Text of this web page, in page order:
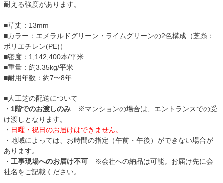
耐える強度があります。
■草丈：13mm
■カラー：エメラルドグリーン・ライムグリーンの2色構成（芝糸：
ポリエチレン(PE)）
■密度：1,142,400本/平米
■重量：約3.35kg/平米
■耐用年数：約7〜8年
■人工芝の配送について
・ 1階でのお渡しのみ ※マンションの場合は、エントランスでの受
け渡しとなります。
・ 日曜・祝日のお届けはできません。
・地域によっては、お時間の指定（午前・午後）ができない場合が
あります。
・ 工事現場へのお届け不可 ※会社への納品は可能。お届け先に会
社名をご記載ください。